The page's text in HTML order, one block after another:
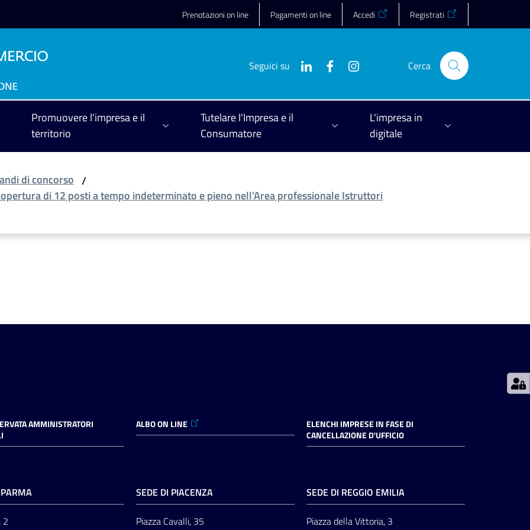
Prenotazioni on line Pagamenti on line Accedi Registrati
Seguici su Cerca
Promuovere l'impresa e il
territorio
Tutelare l'Impresa e il
Consumatore
L'impresa in
digitale
di concorso /
di 12 posti a tempo indeterminato e pieno nell'Area professionale Istruttori
AMMINISTRATORI
ALBO ON LINE
ELENCHI IMPRESE IN FASE DI
CANCELLAZIONE D'UFFICIO
2
SEDE DI PIACENZA
Piazza Cavalli, 35
SEDE DI REGGIO EMILIA
Piazza della Vittoria, 3